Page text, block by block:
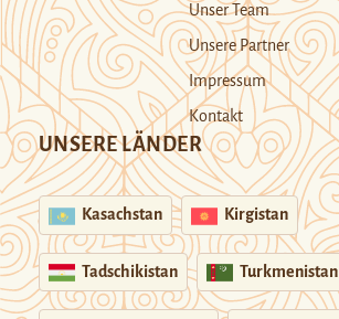
Unser Team
Unsere Partner
Impressum
Kontakt
UNSERE LÄNDER
Kasachstan Kirgistan
Tadschikistan Turkmenistan